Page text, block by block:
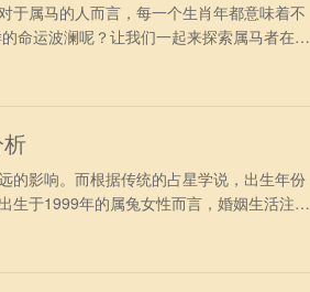
属马的人而言，每一个生肖年都意味着不
命运波澜呢？让我们一起来探索属马者在龙
影响。而根据传统的占星学说，出生年份
生于1999年的属兔女性而言，婚姻生活注定